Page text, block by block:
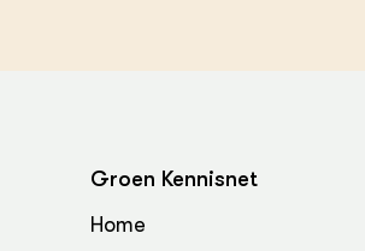
Groen Kennisnet
Home